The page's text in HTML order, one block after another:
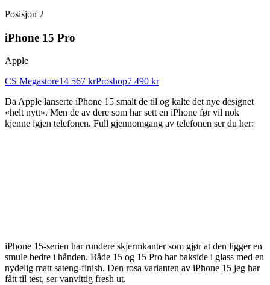
Posisjon 2
iPhone 15 Pro
Apple
CS Megastore14 567 krProshop7 490 kr
Da Apple lanserte iPhone 15 smalt de til og kalte det nye designet
«helt nytt». Men de av dere som har sett en iPhone før vil nok
kjenne igjen telefonen. Full gjennomgang av telefonen ser du her:
iPhone 15-serien har rundere skjermkanter som gjør at den ligger en
smule bedre i hånden. Både 15 og 15 Pro har bakside i glass med en
nydelig matt sateng-finish. Den rosa varianten av iPhone 15 jeg har
fått til test, ser vanvittig fresh ut.